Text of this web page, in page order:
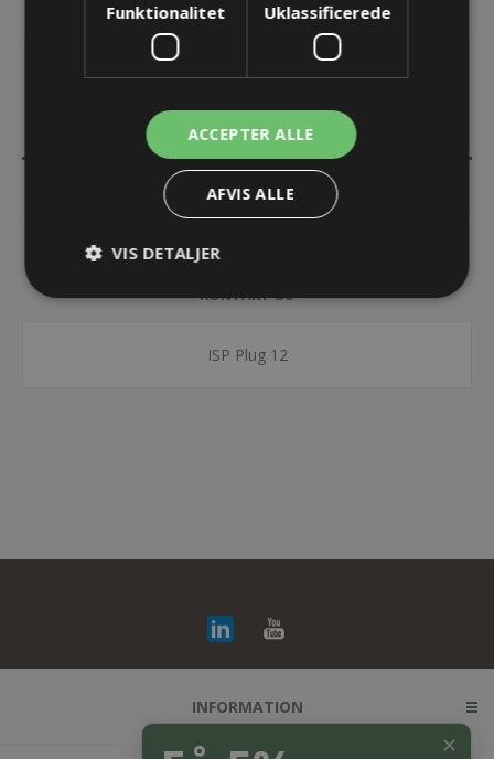
BESKRIVELSE
SPECIFIKATIONER
KONTAKT OS
ISP Plug 12
INFORMATION
✕
Funktionalitet Uklassificerede
ACCEPTER ALLE
AFVIS ALLE
VIS DETALJER